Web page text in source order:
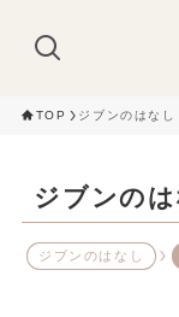
TOP ジブンのはなし
ジブンのは
ジブンのはなし